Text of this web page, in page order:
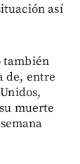
así
también
de, entre
muerte